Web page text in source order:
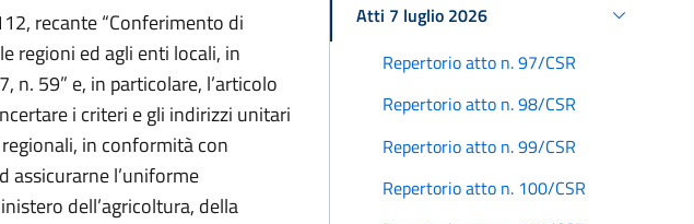
recante “Conferimento di
regioni ed agli enti locali, in
n. 59” e, in particolare, l’articolo
i criteri e gli indirizzi unitari
in conformità con
assicurarne l’uniforme
dell’agricoltura, della
Atti 7 luglio 2026
Repertorio atto n. 97/CSR
Repertorio atto n. 98/CSR
Repertorio atto n. 99/CSR
Repertorio atto n. 100/CSR